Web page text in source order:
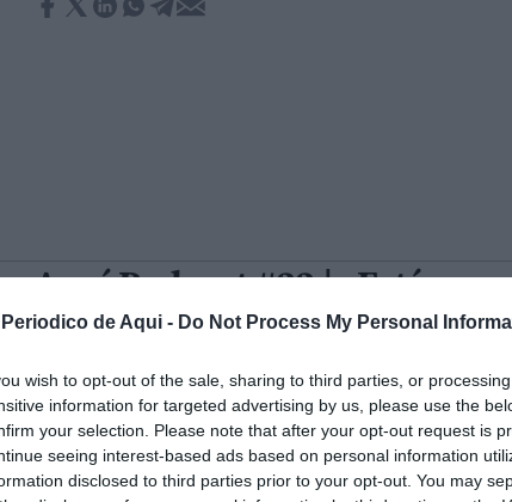
Periodico de Aqui - Do Not Process My Personal
wish to opt-out of the sale, sharing to third parties, or
information for targeted advertising by us, please use the
your selection. Please note that after your opt-out request is
seeing interest-based ads based on personal information
disclosed to third parties prior to your opt-out. You may
Aquí Podcast #22 | ¿Está
desapareciendo el arroz
valenciano? Con Javier
Matoses
En este capítulo deAquí Podcastconversamos con
Javier Matoses, productor de arroz valenciano,